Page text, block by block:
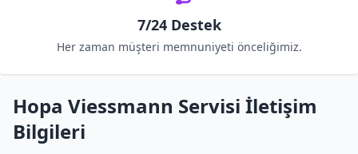
7/24 Destek
Her zaman müşteri memnuniyeti önceliğimiz.
Hopa Viessmann Servisi İletişim
Bilgileri